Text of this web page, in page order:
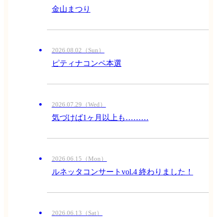
金山まつり
2026.08.02（Sun）
ピティナコンペ本選
2026.07.29（Wed）
気づけば1ヶ月以上も………
2026.06.15（Mon）
ルネッタコンサートvol.4 終わりました！
2026.06.13（Sat）